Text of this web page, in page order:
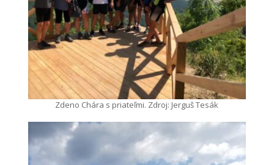
Zdeno Chára s priateľmi. Zdroj: Jerguš Tesák